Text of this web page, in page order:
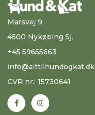
Marsvej 9
4500 Nykøbing Sj.
+45 59655663
info@alttilhundogkat.dk
CVR nr.: 15730641